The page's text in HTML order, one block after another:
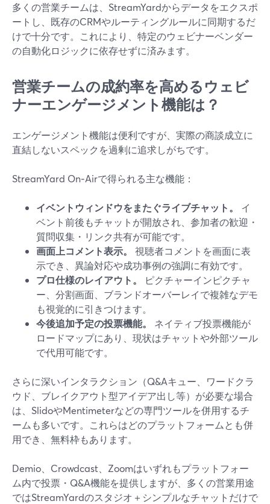
多くの営業チームは、StreamYardからデータをエクスポ
ートし、既存のCRMやルーティングルールに同期するだ
けで十分です。これにより、特定のウェビナーベンダー
の自動化ロジックに依存せずに済みます。
営業チームの成約率を高めるウェビ
ナーエンゲージメント機能は？
エンゲージメント機能は便利ですが、実際の商談成立に
直結しないスペックを過剰に追求しがちです。
StreamYard On‑Airで得られる主な機能：
イベントウィンドウをまたぐライブチャット。
イ
ベント前後もチャットが開放され、参加者の歓迎・
質問収集・リンク共有が可能です。
画面上コメント表示。
視聴者コメントを画面に表
示でき、異論対応や成功事例の強調に有効です。
プロ仕様のレイアウト。
ピクチャーインピクチャ
ー、分割画面、ブランドオーバーレイで複雑なデモ
も視覚的に引きつけます。
今後追加予定の投票機能。
ネイティブ投票機能が
ロードマップにあり、現状はチャットや外部ツール
で代用可能です。
さらに深いインタラクション（Q&Aキュー、ワードクラ
ウド、ブレイクアウト型アイデア出し等）が必要な場合
は、SlidoやMentimeterなどの専門ツールを併用するチ
ームも多いです。これらはどのプラットフォームとも併
用でき、無料枠もあります。
Demio、Crowdcast、Zoomはいずれもプラットフォー
ム内で投票・Q&A機能を提供しますが、多くの営業用途
ではStreamYardのスタジオ＋シンプルなチャットだけで